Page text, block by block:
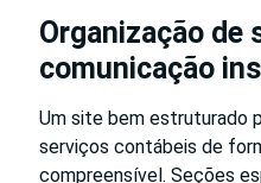
Organização de
comunicação
Um site bem estruturado
serviços contábeis de
compreensível. Seções